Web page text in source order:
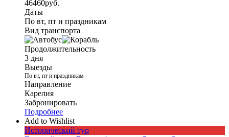
46460руб.
Даты
По вт, пт и праздникам
Вид транспорта
Продолжительность
3 дня
Выезды
По вт, пт и праздникам
Направление
Карелия
Забронировать
Подробнее
Add to Wishlist
Исторический тур